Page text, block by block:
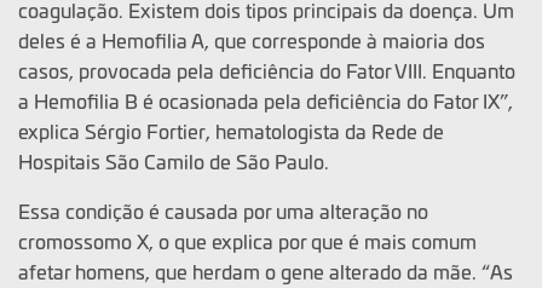
coagulação. Existem dois tipos principais da doença. Um
deles é a Hemofilia A, que corresponde à maioria dos
casos, provocada pela deficiência do Fator VIII. Enquanto
a Hemofilia B é ocasionada pela deficiência do Fator IX”,
explica Sérgio Fortier, hematologista da Rede de
Hospitais São Camilo de São Paulo.
Essa condição é causada por uma alteração no
cromossomo X, o que explica por que é mais comum
afetar homens, que herdam o gene alterado da mãe. “As